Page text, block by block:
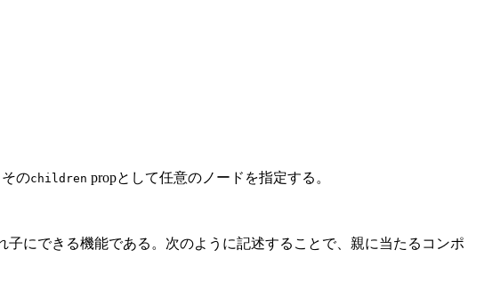
のchildren propとして任意のノードを指定する。
子にできる機能である。次のように記述することで、親に当たるコンポ